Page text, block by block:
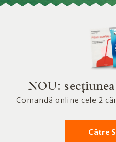
NOU:
Comandă online cele 2
Către